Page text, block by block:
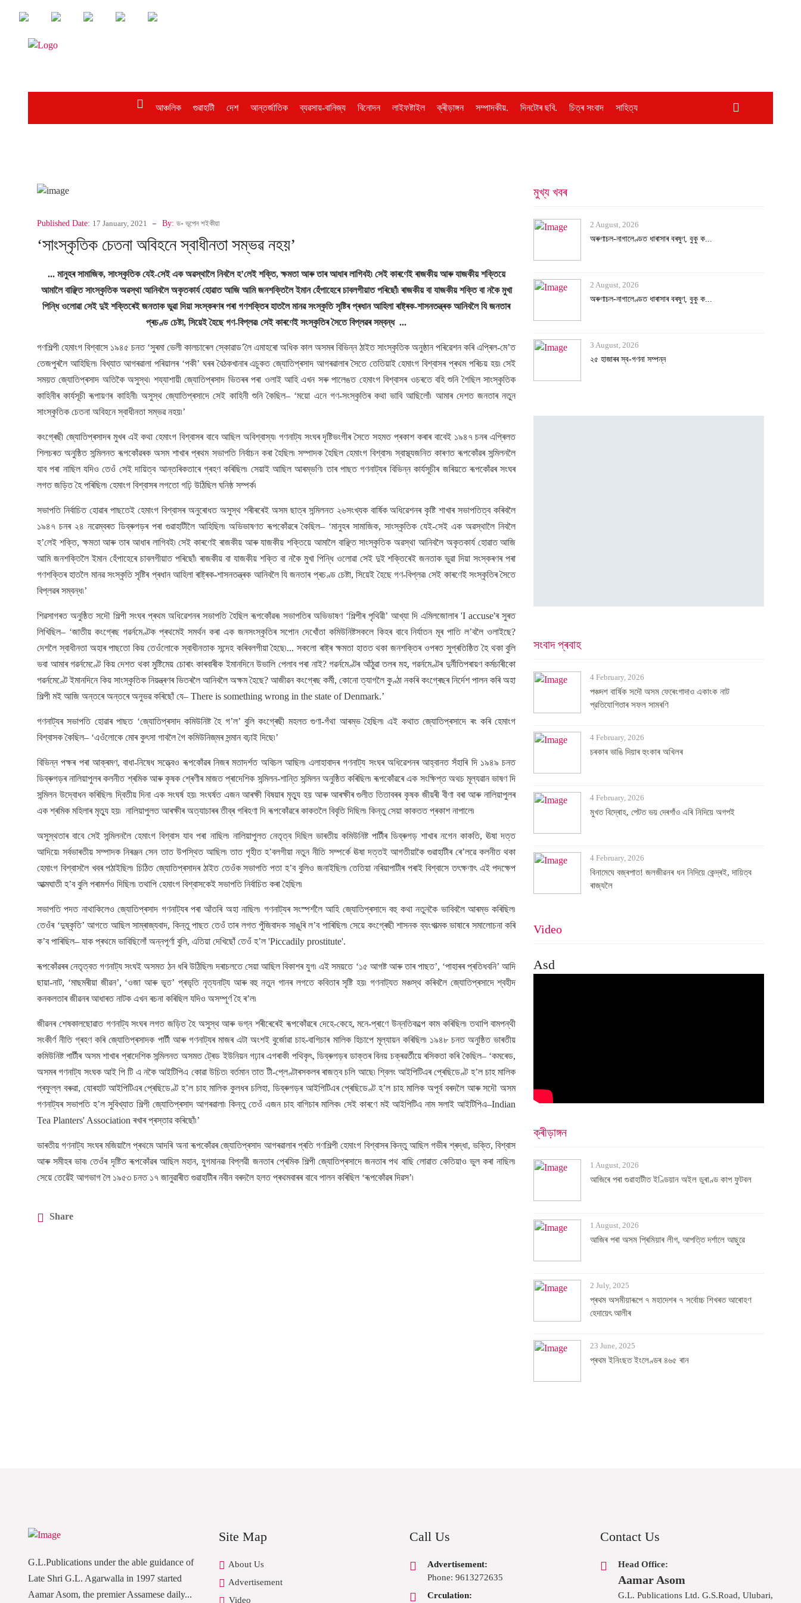
আঞ্চলিক গুৱাহাটী দেশ আন্তৰ্জাতিক ব্যৱসায়-বানিজ্য বিনোদন লাইফষ্টাইল ক্ৰীড়াঙ্গন সম্পাদকীয়. দিনটোৰ ছবি. চিত্ৰ সংবাদ সাহিত্য
Published Date: 17 January, 2021 By: ড॰ ভূপেন শইকীয়া
‘সাংস্কৃতিক চেতনা অবিহনে স্বাধীনতা সম্ভৱ নহয়’
... মানুহৰ সামাজিক, সাংস্কৃতিক যেই-সেই এক অৱস্থালৈ নিবলৈ হ’লেই শক্তি, ক্ষমতা আৰু তাৰ আধাৰ লাগিবই৷ সেই কাৰণেই ৰাজকীয় আৰু যাজকীয় শক্তিয়ে
আমালৈ বাঞ্ছিত সাংস্কৃতিক অৱস্থা আনিবলৈ অকৃতকাৰ্য হোৱাত আজি আমি জনশক্তিলৈ ইমান হেঁপাহেৰে চাবলগীয়াত পৰিছোঁ৷ ৰাজকীয় বা যাজকীয় শক্তি বা নকৈ মুখা
পিন্ধি ওলোৱা সেই দুই শক্তিৰেই জনতাক ভুৱা দিয়া সংস্কৰণৰ পৰা গণশক্তিৰ হাতলৈ মানৱ সংস্কৃতি সৃষ্টিৰ প্ৰধান আহিলা ৰাষ্ট্ৰক-শাসনতন্ত্ৰক আনিবলৈ যি জনতাৰ
প্ৰচণ্ড চেষ্টা, সিয়েই হৈছে গণ-বিপ্লৱ৷ সেই কাৰণেই সংস্কৃতিৰ সৈতে বিপ্লৱৰ সম্বন্ধ ...
গণশিল্পী হেমাংগ বিশ্বাসে ১৯৪৫ চনত ‘সুৰমা ভেলী কালচাৰেল স্কোৱাড’লৈ এমাহৰো অধিক কাল অসমৰ বিভিন্ন ঠাইত সাংস্কৃতিক অনুষ্ঠান পৰিৱেশন কৰি এপ্ৰিল-মে’ত
তেজপুৰলৈ আহিছিল৷ বিখ্যাত আগৰৱালা পৰিয়ালৰ ‘পকী’ ঘৰৰ বৈঠকখানাৰ এচুকত জ্যোতিপ্ৰসাদ আগৰৱালাৰ সৈতে তেতিয়াই হেমাংগ বিশ্বাসৰ প্ৰথম পৰিচয় হয়৷ সেই
সময়ত জ্যোতিপ্ৰসাদ অতিকৈ অসুস্থ৷ শয্যাশায়ী জ্যোতিপ্ৰসাদ ভিতৰৰ পৰা ওলাই আহি এখন সৰু পালেঙত হেমাংগ বিশ্বাসৰ ওচৰতে বহি শুনি গৈছিল সাংস্কৃতিক
কাহিনীৰ কাৰ্যসূচী ৰূপায়ণৰ কাহিনী৷ অসুস্থ জ্যোতিপ্ৰসাদে সেই কাহিনী শুনি কৈছিল– ‘ময়ো এনে গণ-সংস্কৃতিৰ কথা ভাবি আছিলোঁ৷ আমাৰ দেশত জনতাৰ নতুন
সাংস্কৃতিক চেতনা অবিহনে স্বাধীনতা সম্ভৱ নহয়৷’
কংগ্ৰেছী জ্যোতিপ্ৰসাদৰ মুখৰ এই কথা হেমাংগ বিশ্বাসৰ বাবে আছিল অবিশ্বাস্য৷ গণনাট্য সংঘৰ দৃষ্টিভংগীৰ সৈতে সহমত প্ৰকাশ কৰাৰ বাবেই ১৯৪৭ চনৰ এপ্ৰিলত
শিলচৰত অনুষ্ঠিত সন্মিলনত ৰূপকোঁৱৰক অসম শাখাৰ প্ৰথম সভাপতি নিৰ্বাচন কৰা হৈছিল৷ সম্পাদক হৈছিল হেমাংগ বিশ্বাস৷ স্বাস্থ্যজনিত কাৰণত ৰূপকোঁৱৰ সন্মিলনলৈ
যাব পৰা নাছিল যদিও তেওঁ সেই দায়িত্ব আন্তৰিকতাৰে গ্ৰহণ কৰিছিল৷ সেয়াই আছিল আৰম্ভণি৷ তাৰ পাছত গণনাট্যৰ বিভিন্ন কাৰ্যসূচীৰ জৰিয়তে ৰূপকোঁৱৰ সংঘৰ
লগত জড়িত হৈ পৰিছিল৷ হেমাংগ বিশ্বাসৰ লগতো গঢ়ি উঠিছিল ঘনিষ্ঠ সম্পৰ্ক৷
সভাপতি নিৰ্বাচিত হোৱাৰ পাছতেই হেমাংগ বিশ্বাসৰ অনুৰোধত অসুস্থ শৰীৰৰেই অসম ছাত্ৰ সন্মিলনত ২৬সংখ্যক বাৰ্ষিক অধিৱেশনৰ কৃষ্টি শাখাৰ সভাপতিত্ব কৰিবলৈ
১৯৪৭ চনৰ ২৪ নৱেম্বৰত ডিব্ৰুগড়ৰ পৰা গুৱাহাটীলৈ আহিছিল৷ অভিভাষণত ৰূপকোঁৱৰে কৈছিল– ‘মানুহৰ সামাজিক, সাংস্কৃতিক যেই-সেই এক অৱস্থালৈ নিবলৈ
হ’লেই শক্তি, ক্ষমতা আৰু তাৰ আধাৰ লাগিবই৷ সেই কাৰণেই ৰাজকীয় আৰু যাজকীয় শক্তিয়ে আমালৈ বাঞ্ছিত সাংস্কৃতিক অৱস্থা আনিবলৈ অকৃতকাৰ্য হোৱাত আজি
আমি জনশক্তিলৈ ইমান হেঁপাহেৰে চাবলগীয়াত পৰিছোঁ৷ ৰাজকীয় বা যাজকীয় শক্তি বা নকৈ মুখা পিন্ধি ওলোৱা সেই দুই শক্তিৰেই জনতাক ভুৱা দিয়া সংস্কৰণৰ পৰা
গণশক্তিৰ হাতলৈ মানৱ সংস্কৃতি সৃষ্টিৰ প্ৰধান আহিলা ৰাষ্ট্ৰক-শাসনতন্ত্ৰক আনিবলৈ যি জনতাৰ প্ৰচণ্ড চেষ্টা, সিয়েই হৈছে গণ-বিপ্লৱ৷ সেই কাৰণেই সংস্কৃতিৰ সৈতে
বিপ্লৱৰ সম্বন্ধ৷’
শিৱসাগৰত অনুষ্ঠিত সদৌ শিল্পী সংঘৰ প্ৰথম অধিৱেশনৰ সভাপতি হৈছিল ৰূপকোঁৱৰ৷ সভাপতিৰ অভিভাষণ ‘শিল্পীৰ পৃথিৱী’ আখ্যা দি এমিলজোলাৰ 'I accuse'ৰ সুৰত
লিখিছিল– ‘জাতীয় কংগ্ৰেছ গৱৰ্নমেণ্টক প্ৰথমেই সমৰ্থন কৰা এক জনসংস্কৃতিৰ সপোন দেখোঁতা কমিউনিষ্টসকলে কিহৰ বাবে নিৰ্যাতন মূৰ পাতি ল’বলৈ ওলাইছে?
দেশলৈ স্বাধীনতা অহাৰ পাছতো কিয় তেওঁলোকে স্বাধীনতাক সন্দেহ কৰিবলগীয়া হৈছে৷... সকলো ৰাষ্ট্ৰ ক্ষমতা হাতত থকা জনশক্তিৰ ওপৰত সুপ্ৰতিষ্ঠিত হৈ থকা বুলি
ভবা আমাৰ গৱৰ্নমেণ্টে কিয় দেশত থকা মুষ্টিমেয় চোৰাং কাৰবাৰীক ইমানদিনে উভালি পেলাব পৰা নাই? গৱৰ্নমেণ্টৰ আঁঠুৱা তলৰ মহ, গৱৰ্নমেণ্টৰ দুৰ্নীতিপৰায়ণ কৰ্মচাৰীকো
গৱৰ্নমেণ্টে ইমানদিনে কিয় সাংস্কৃতিক নিয়ন্ত্ৰণৰ ভিতৰলৈ আনিবলৈ অক্ষম হৈছে? আজীৱন কংগ্ৰেছ কৰ্মী, কোনো ত্যাগলৈ কুণ্ঠা নকৰি কংগ্ৰেছৰ নিৰ্দেশ পালন কৰি অহা
শিল্পী মই আজি অন্তৰে অন্তৰে অনুভৱ কৰিছোঁ যে– There is something wrong in the state of Denmark.’
গণনাট্যৰ সভাপতি হোৱাৰ পাছত ‘জ্যোতিপ্ৰসাদ কমিউনিষ্ট হৈ গ’ল’ বুলি কংগ্ৰেছী মহলত গুণা-গঁথা আৰম্ভ হৈছিল৷ এই কথাত জ্যোতিপ্ৰসাদে ৰং কৰি হেমাংগ
বিশ্বাসক কৈছিল– ‘এওঁলোকে মোৰ কুৎসা গাবলৈ গৈ কমিউনিজ্‌মৰ সন্মান বঢ়াই দিছে৷’
বিভিন্ন পক্ষৰ পৰা আক্ৰমণ, বাধা-নিষেধ সত্ত্বেও ৰূপকোঁৱৰ নিজৰ মতাদৰ্শত অবিচল আছিল৷ এলাহাবাদৰ গণনাট্য সংঘৰ অধিৱেশনৰ আহ্বানত সঁহাৰি দি ১৯৪৯ চনত
ডিব্ৰুগড়ৰ নালিয়াপুলৰ কলনীত শ্ৰমিক আৰু কৃষক শ্ৰেণীৰ মাজত প্ৰাদেশিক সন্মিলন-শান্তি সন্মিলন অনুষ্ঠিত কৰিছিল৷ ৰূপকোঁৱৰে এক সংক্ষিপ্ত অথচ মূল্যৱান ভাষণ দি
সন্মিলন উদ্বোধন কৰিছিল৷ দ্বিতীয় দিনা এক সংঘৰ্ষ হয়৷ সংঘৰ্ষত এজন আৰক্ষী বিষয়াৰ মৃত্যু হয় আৰু আৰক্ষীৰ গুলীত তিতাবৰৰ কৃষক জীয়ৰী বীণা বৰা আৰু নালিয়াপুলৰ
এক শ্ৰমিক মহিলাৰ মৃত্যু হয়৷ নালিয়াপুলত আৰক্ষীৰ অত্যাচাৰৰ তীব্ৰ গৰিহণা দি ৰূপকোঁৱৰে কাকতলৈ বিবৃতি দিছিল৷ কিন্তু সেয়া কাকতত প্ৰকাশ নাপালে৷
অসুস্থতাৰ বাবে সেই সন্মিলনলৈ হেমাংগ বিশ্বাস যাব পৰা নাছিল৷ নালিয়াপুলত নেতৃত্ব দিছিল ভাৰতীয় কমিউনিষ্ট পাৰ্টীৰ ডিব্ৰুগড় শাখাৰ নগেন কাকতি, ঊষা দত্ত
আদিয়ে৷ সৰ্বভাৰতীয় সম্পাদক নিৰঞ্জন সেন তাত উপস্থিত আছিল৷ তাত গৃহীত হ’বলগীয়া নতুন নীতি সম্পৰ্কে ঊষা দত্তই আগতীয়াকৈ গুৱাহাটীৰ ৰে’লৱে কলনীত থকা
হেমাংগ বিশ্বাসলৈ খবৰ পঠাইছিল৷ চিঠিত জ্যোতিপ্ৰসাদৰ ঠাইত তেওঁক সভাপতি পতা হ’ব বুলিও জনাইছিল৷ তেতিয়া নৰিয়াপাটীৰ পৰাই বিশ্বাসে তৎক্ষণাৎ এই পদক্ষেপ
আত্মঘাতী হ’ব বুলি পৰামৰ্শও দিছিল৷ তথাপি হেমাংগ বিশ্বাসকেই সভাপতি নিৰ্বাচিত কৰা হৈছিল৷
সভাপতি পদত নাথাকিলেও জ্যোতিপ্ৰসাদ গণনাট্যৰ পৰা আঁতৰি অহা নাছিল৷ গণনাট্যৰ সংস্পৰ্শলৈ আহি জ্যোতিপ্ৰসাদে বহু কথা নতুনকৈ ভাবিবলৈ আৰম্ভ কৰিছিল৷
তেওঁৰ ‘দুষ্কৃতি’ আগতে আছিল সাম্ৰাজ্যবাদ, কিন্তু পাছত তেওঁ তাৰ লগত পুঁজিবাদক সাঙুৰি ল’ব পাৰিছিল৷ সেয়ে কংগ্ৰেছী শাসনক ব্যংগাত্মক ভাষাৰে সমালোচনা কৰি
ক’ব পাৰিছিল– যাক প্ৰথমে ভাবিছিলোঁ অন্নপূৰ্ণা বুলি, এতিয়া দেখিছোঁ তেওঁ হ’ল 'Piccadily prostitute'.
ৰূপকোঁৱৰৰ নেতৃত্বত গণনাট্য সংঘই অসমত ঠন ধৰি উঠিছিল৷ দৰাচলতে সেয়া আছিল বিকাশৰ যুগ৷ এই সময়তে ‘১৫ আগষ্ট আৰু তাৰ পাছত’, ‘পাহাৰৰ প্ৰতিধবনি’ আদি
ছায়া-নাট, ‘মাছমৰীয়া জীৱন’, ‘ওজা আৰু ভূত’ প্ৰভৃতি নৃত্যনাট্য আৰু বহু নতুন গানৰ লগতে কবিতাৰ সৃষ্টি হয়৷ গণনাট্যত মঞ্চস্থ কৰিবলৈ জ্যোতিপ্ৰসাদে শ্বহীদ
কনকলতাৰ জীৱনৰ আধাৰত নাটক এখন ৰচনা কৰিছিল যদিও অসম্পূৰ্ণ হৈ ৰ’ল৷
জীৱনৰ শেষকালছোৱাত গণনাট্য সংঘৰ লগত জড়িত হৈ অসুস্থ আৰু ভগ্ন শৰীৰেৰেই ৰূপকোঁৱৰে দেহে-কেহে, মনে-প্ৰাণে উন্নতিকল্পে কাম কৰিছিল৷ তথাপি বামপন্থী
সংকীৰ্ণ নীতি গ্ৰহণ কৰি জ্যোতিপ্ৰসাদক পাৰ্টী আৰু গণনাট্যৰ মাজৰ এটা অংশই বুৰ্জোৱা চাহ-বাগিচাৰ মালিক হিচাপে মূল্যায়ন কৰিছিল৷ ১৯৪৮ চনত অনুষ্ঠিত ভাৰতীয়
কমিউনিষ্ট পাৰ্টীৰ অসম শাখাৰ প্ৰাদেশিক সন্মিলনত অসমত ট্ৰেড ইউনিয়ন গঢ়াৰ এগৰাকী পথিকৃৎ, ডিব্ৰুগড়ৰ ডাক্তৰ বিনয় চক্ৰৱৰ্তীয়ে ৰসিকতা কৰি কৈছিল– ‘কমৰেড,
অসমৰ গণনাট্য সংঘক আই পি টি এ নকৈ আইটিপিএ কোৱা উচিত৷ বৰ্তমান তাত টী-প্লেণ্টাৰসকলৰ ৰাজত্ব চলি আছে৷ শ্বিলং আইপিটিএৰ প্ৰেছিডেণ্ট হ’ল চাহ মালিক
প্ৰফুল্ল বৰুৱা, যোৰহাট আইপিটিএৰ প্ৰেছিডেণ্ট হ’ল চাহ মালিক কুলধৰ চলিহা, ডিব্ৰুগড়ৰ আইপিটিএৰ প্ৰেছিডেণ্ট হ’ল চাহ মালিক অপূৰ্ব বৰদলৈ আৰু সদৌ অসম
গণনাট্যৰ সভাপতি হ’ল সুবিখ্যাত শিল্পী জ্যোতিপ্ৰসাদ আগৰৱালা৷ কিন্তু তেওঁ এজন চাহ বাগিচাৰ মালিক৷ সেই কাৰণে মই আইপিটিএ নাম সলাই আইটিপিএ–Indian
Tea Planters' Association ৰখাৰ প্ৰস্তাৱ কৰিছোঁ৷’
ভাৰতীয় গণনাট্য সংঘৰ মজিয়ালৈ প্ৰথমে আদৰি অনা ৰূপকোঁৱৰ জ্যোতিপ্ৰসাদ আগৰৱালাৰ প্ৰতি গণশিল্পী হেমাংগ বিশ্বাসৰ কিন্তু আছিল গভীৰ শ্ৰদ্ধা, ভক্তি, বিশ্বাস
আৰু সমীহৰ ভাব৷ তেওঁৰ দৃষ্টিত ৰূপকোঁৱৰ আছিল মহান, যুগমানৱ৷ বিপ্লৱী জনতাৰ প্ৰেমিক শিল্পী জ্যোতিপ্ৰসাদে জনতাৰ পথ বাছি লোৱাত কেতিয়াও ভুল কৰা নাছিল৷
সেয়ে তেৱেঁই আগভাগ লৈ ১৯৫৩ চনত ১৭ জানুৱাৰীত গুৱাহাটীৰ নবীন বৰদলৈ হলত প্ৰথমবাৰৰ বাবে পালন কৰিছিল ‘ৰূপকোঁৱৰ দিৱস’৷
Share
মুখ্য খবৰ
2 August, 2026
অৰুণাচল-নাগালেণ্ডত ধাৰাসাৰ বৰষুণ, বুকু ক...
2 August, 2026
অৰুণাচল-নাগালেণ্ডত ধাৰাসাৰ বৰষুণ, বুকু ক...
3 August, 2026
২৫ হাজাৰৰ স্ব-গণনা সম্পন্ন
সংবাদ প্ৰবাহ
4 February, 2026
পঞ্চদশ বার্ষিক সদৌ অসম ফেৰেংগাদাও একাংক নাট
প্রতিযোগিতাৰ সফল সামৰণি
4 February, 2026
চৰকাৰ ভাঙি দিয়াৰ হুংকাৰ অখিলৰ
4 February, 2026
মুখত বিদ্ৰোহ, পেটত ভয় দেৰগাঁও এৰি নিদিয়ে অগপই
4 February, 2026
বিনামেঘে বজ্ৰপাত! জলজীৱনৰ ধন নিদিয়ে কেন্দ্ৰই, দায়িত্ব
ৰাজ্যলৈ
Video
Asd
ক্ৰীড়াঙ্গন
1 August, 2026
আজিৰে পৰা গুৱাহাটীত ইণ্ডিয়ান অইল ডুৰাণ্ড কাপ ফুটবল
1 August, 2026
আজিৰ পৰা অসম প্ৰিমিয়াৰ লীগ, আপত্তি দৰ্শালে আছুৱে
2 July, 2025
প্ৰথম অসমীয়াৰূপে ৭ মহাদেশৰ ৭ সৰ্বোচ্চ শিখৰত আৰোহণ
হেদায়েৎ আলীৰ
23 June, 2025
প্ৰথম ইনিংছত ইংলেণ্ডৰ ৪৬৫ ৰান
G.L.Publications under the able guidance of
Late Shri G.L. Agarwalla in 1997 started
Aamar Asom, the premier Assamese daily...
Site Map
About Us
Advertisement
Video
Call Us
Advertisement:
Phone: 9613272635
Crculation:
Contact Us
Head Office:
Aamar Asom
G.L. Publications Ltd. G.S.Road, Ulubari,